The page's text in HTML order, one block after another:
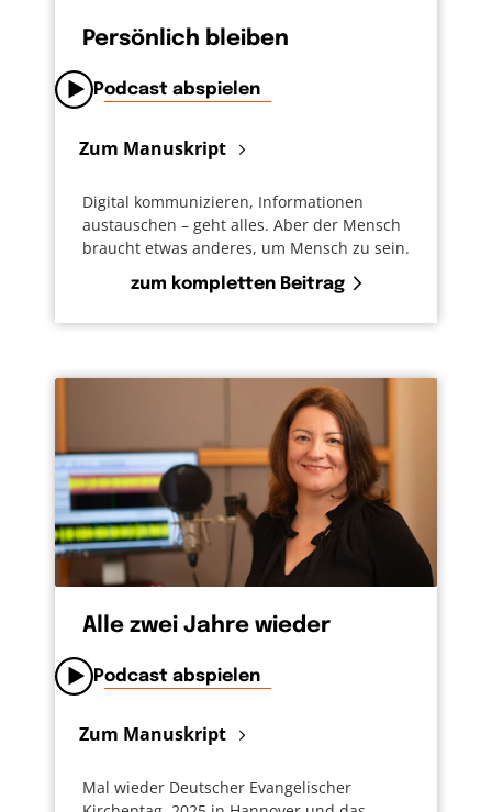
Persönlich bleiben
Podcast abspielen
Zum Manuskript
Digital kommunizieren, Informationen
austauschen – geht alles. Aber der Mensch
braucht etwas anderes, um Mensch zu sein.
zum kompletten Beitrag
Alle zwei Jahre wieder
Podcast abspielen
Zum Manuskript
Mal wieder Deutscher Evangelischer